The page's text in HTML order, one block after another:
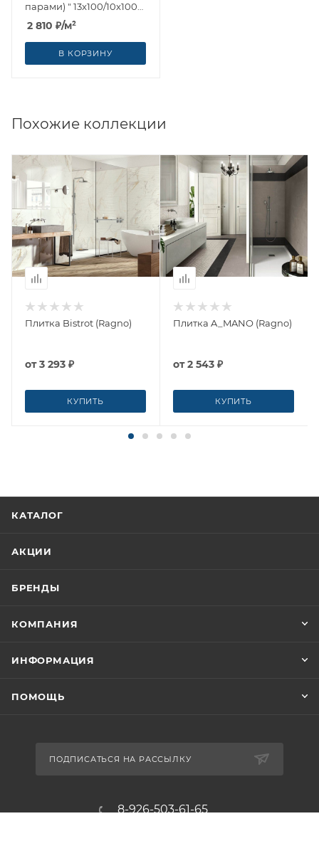
парами) " 13x100/10x100
от Ragno (Италия)
2 810 ₽/м²
В КОРЗИНУ
Похожие коллекции
Плитка Bistrot (Ragno)
от3 293 ₽
КУПИТЬ
Плитка A_MANO (Ragno)
от2 543 ₽
КУПИТЬ
КАТАЛОГ
АКЦИИ
БРЕНДЫ
КОМПАНИЯ
ИНФОРМАЦИЯ
ПОМОЩЬ
ПОДПИСАТЬСЯ НА РАССЫЛКУ
8-926-503-61-65